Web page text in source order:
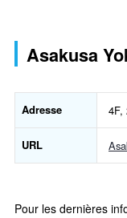
Asakusa
Adresse 4F,
URL
Pour les dernières